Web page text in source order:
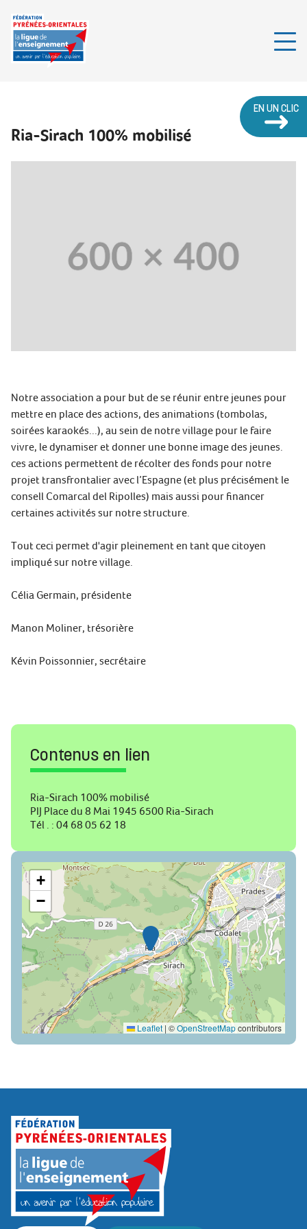
EN UN CLIC
Ria-Sirach 100% mobilisé
Notre association a pour but de se réunir entre jeunes pour
mettre en place des actions, des animations (tombolas,
soirées karaokés...), au sein de notre village pour le faire
vivre, le dynamiser et donner une bonne image des jeunes.
ces actions permettent de récolter des fonds pour notre
projet transfrontalier avec l’Espagne (et plus précisément le
consell Comarcal del Ripolles) mais aussi pour financer
certaines activités sur notre structure.
Tout ceci permet d'agir pleinement en tant que citoyen
impliqué sur notre village.
Célia Germain, présidente
Manon Moliner, trésorière
Kévin Poissonnier, secrétaire
Contenus en lien
Ria-Sirach 100% mobilisé
PIJ Place du 8 Mai 1945 6500 Ria-Sirach
Tél . : 04 68 05 62 18
+
−
Leaflet | ©OpenStreetMapcontributors